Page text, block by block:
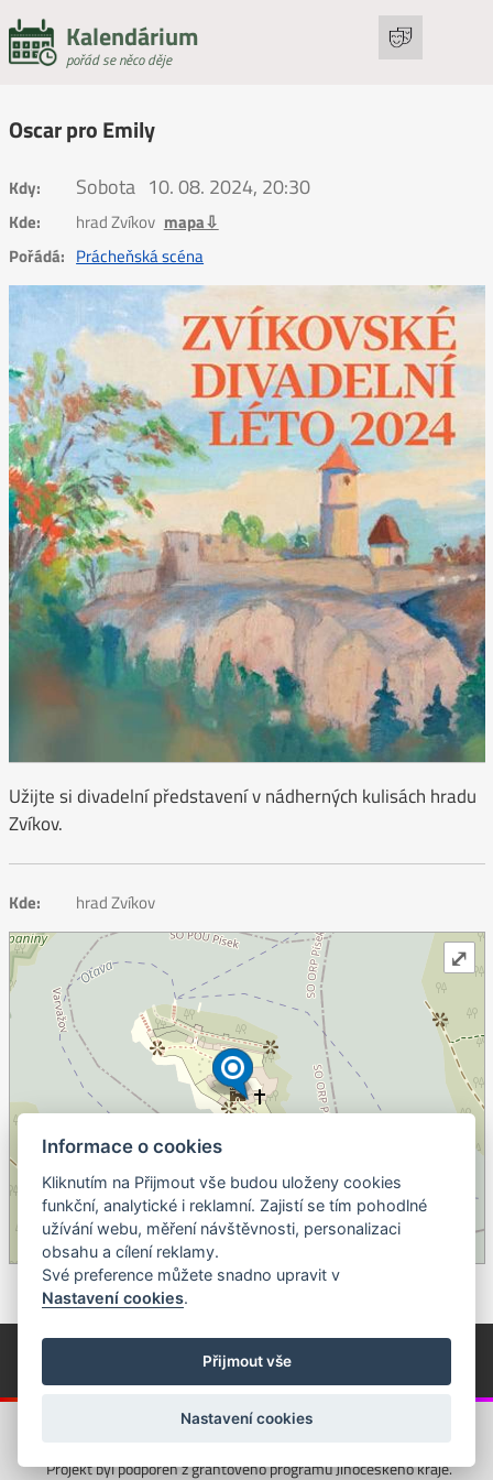
Kalendárium
pořád se něco děje
Oscar pro Emily
Kdy: Sobota 10. 08. 2024, 20:30
Kde: hrad Zvíkov mapa⇩
Pořádá: Prácheňská scéna
Užijte si divadelní představení v nádherných kulisách hradu
Zvíkov.
Kde: hrad Zvíkov
©OpenStreetMapcontributors.
⤢
© Píseckem / Kalendárium (Změna programu vyhrazena!)
(Cookies)
© 2018 - 2026 Realizace a správa webu:
Projekt byl podpořen z grantového programu Jihočeského kraje.
Informace o cookies
Kliknutím na Přijmout vše budou uloženy cookies
funkční, analytické i reklamní. Zajistí se tím pohodlné
užívání webu, měření návštěvnosti, personalizaci
obsahu a cílení reklamy.
Své preference můžete snadno upravit v
Nastavení cookies.
Přijmout vše
Nastavení cookies